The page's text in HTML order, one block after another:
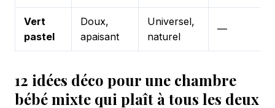
Vert
pastel
Doux,
apaisant
Universel,
naturel
—
12 idées déco pour une chambre
bébé mixte qui plaît à tous les deux